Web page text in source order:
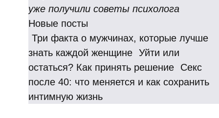
уже получили советы психолога
Новые посты
Три факта о мужчинах, которые лучше
знать каждой женщине Уйти или
остаться? Как принять решение
Секс
после 40: что меняется и как сохранить
интимную жизнь